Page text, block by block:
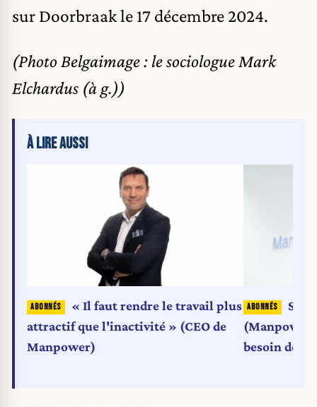
sur Doorbraakle 17 décembre 2024.
(Photo Belgaimage : le sociologue Mark
Elchardus (à g.))
À LIRE AUSSI
« Il faut rendre le travail plus
attractif que l'inactivité » (CEO de
Manpower)
besoin de